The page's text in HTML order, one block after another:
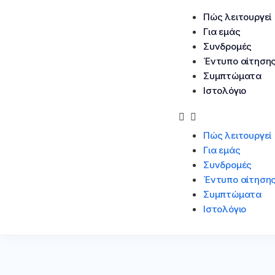
Πώς λειτουργεί
Για εμάς
Συνδρομές
Έντυπο
Συμπτώματα
Ιστολόγιο
Πώς λειτουργεί
Για εμάς
Συνδρομές
Έντυπο
Συμπτώματα
Ιστολόγιο